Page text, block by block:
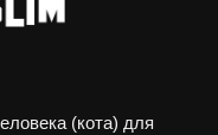
(кота) для